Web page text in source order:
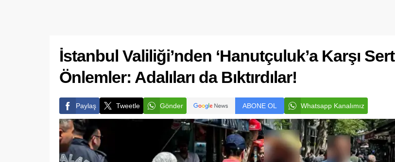
İstanbul Valiliği’nden ‘Hanutçuluk’a Karşı Sert
Önlemler: Adalıları da Bıktırdılar!
Paylaş Tweetle Gönder ABONE OL Whatsapp Kanalımız